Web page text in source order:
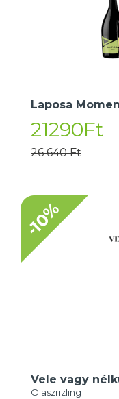
Laposa
21290Ft
26 640 Ft
-10%
Vele vagy
Olaszrizling